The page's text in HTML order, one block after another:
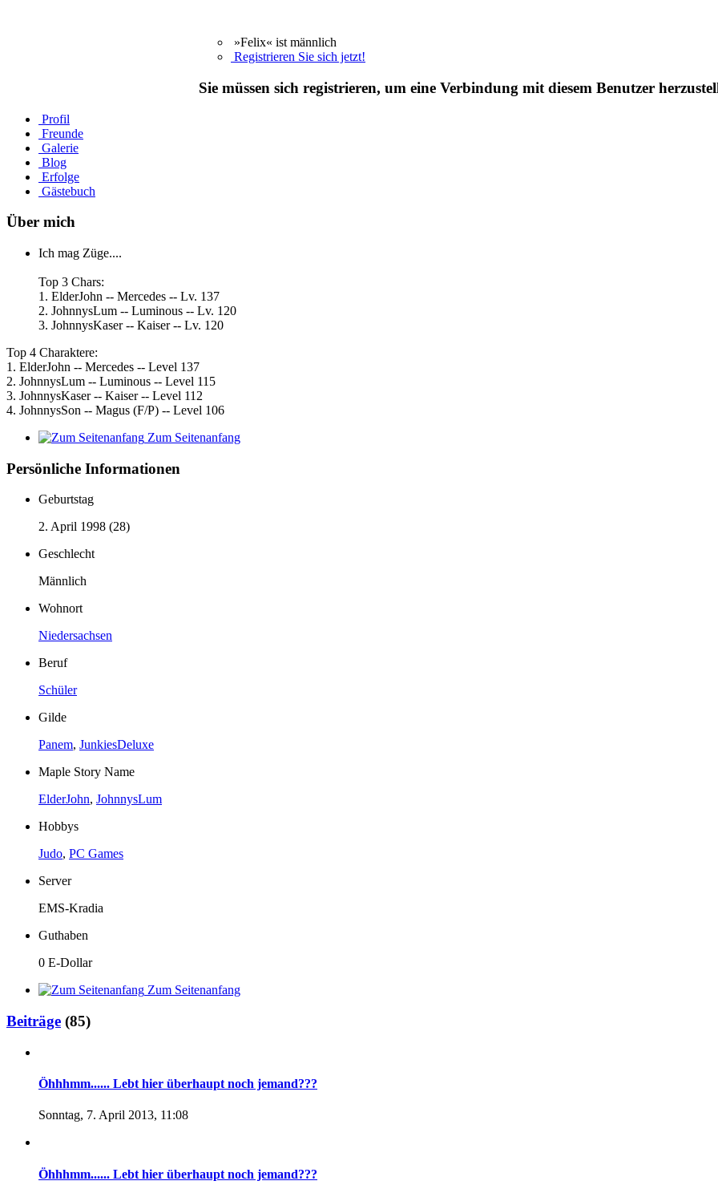
»Felix« ist männlich
Registrieren Sie sich jetzt!
Sie müssen sich registrieren, um eine Verbindung mit diesem Benutzer
Profil
Freunde
Galerie
Blog
Erfolge
Gästebuch
Über mich
Ich mag Züge....
Top 3 Chars:
1. ElderJohn -- Mercedes -- Lv. 137
2. JohnnysLum -- Luminous -- Lv. 120
3. JohnnysKaser -- Kaiser -- Lv. 120
Top 4 Charaktere:
1. ElderJohn -- Mercedes -- Level 137
2. JohnnysLum -- Luminous -- Level 115
3. JohnnysKaser -- Kaiser -- Level 112
4. JohnnysSon -- Magus (F/P) -- Level 106
Zum Seitenanfang
Persönliche Informationen
Geburtstag
2. April 1998 (28)
Geschlecht
Männlich
Wohnort
Niedersachsen
Beruf
Schüler
Gilde
Panem, JunkiesDeluxe
Maple Story Name
ElderJohn, JohnnysLum
Hobbys
Judo, PC Games
Server
EMS-Kradia
Guthaben
0 E-Dollar
Zum Seitenanfang
Beiträge (85)
Öhhhmm...... Lebt hier überhaupt noch jemand???
Sonntag, 7. April 2013, 11:08
Öhhhmm...... Lebt hier überhaupt noch jemand???